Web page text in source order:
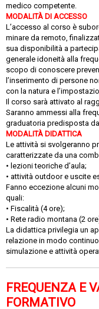
medico competente.
MODALITÀ DI ACCESSO
L’accesso al corso è
minare da remoto,
sua disponibilità a
generale idoneità alla
scopo di conoscere
l’inserimento di persone
con la natura e
Il corso sarà attivato al
Saranno ammessi alla
graduatoria predisposta
MODALITÀ DIDATTICA
Le attività si svolgeranno
caratterizzate da una
• lezioni teoriche d’aula;
• attività outdoor e uscite
Fanno eccezione alcuni
quali:
• Fiscalità (4 ore);
• Rete radio montana (2
La didattica privilegia un
relazione in modo
simulazione e attività
FREQUENZA E
FORMATIVO